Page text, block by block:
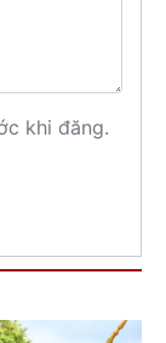
khi đăng.